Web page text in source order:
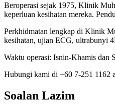
Beroperasi sejak 1975, Klinik
keperluan kesihatan mereka.
Perkhidmatan lengkap di Klinik
kesihatan, ujian ECG, ultrabunyi
Waktu operasi: Isnin-Khamis dan
Hubungi kami di +60 7-251 1162
Soalan Lazim